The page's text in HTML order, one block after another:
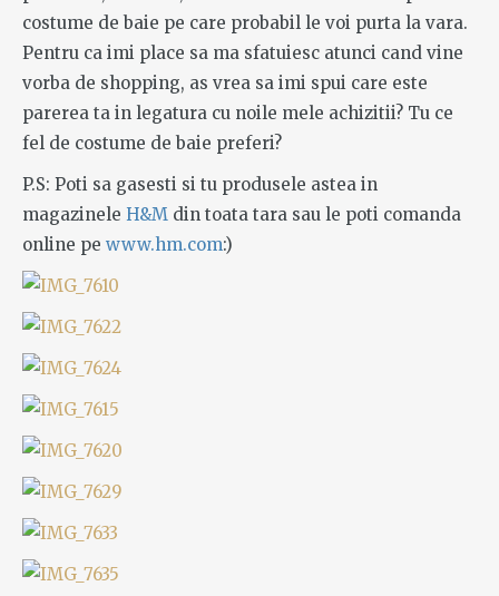
costume de baie pe care probabil le voi purta la vara.
Pentru ca imi place sa ma sfatuiesc atunci cand vine
vorba de shopping, as vrea sa imi spui care este
parerea ta in legatura cu noile mele achizitii? Tu ce
fel de costume de baie preferi?
P.S: Poti sa gasesti si tu produsele astea in
magazinele H&M din toata tara sau le poti comanda
online pe www.hm.com:)